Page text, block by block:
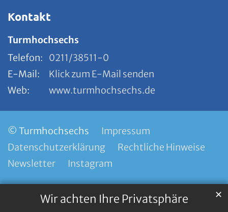
Wir achten Ihre Privatsphäre ✕
Kontakt
Turmhochsechs
Telefon:
0211/38511-0
E-Mail:
Klick zum E-Mail senden
Web:
www.turmhochsechs.de
© Turmhochsechs
Impressum
Datenschutzerklärung
Rechtliche Hinweise
Newsletter
Instagram